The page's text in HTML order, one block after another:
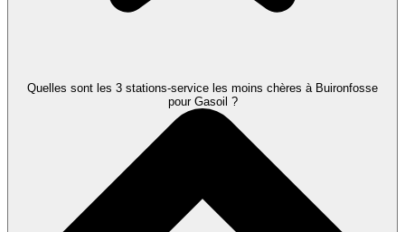
Quelles sont les 3 stations-service les moins chères à Buironfosse
pour Gasoil ?